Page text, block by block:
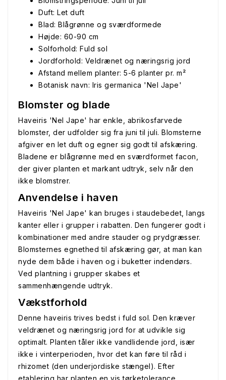
Duft: Let duft
Blad: Blågrønne og sværdformede
Højde: 60-90 cm
Solforhold: Fuld sol
Jordforhold: Veldrænet og næringsrig jord
Afstand mellem planter: 5-6 planter pr. m²
Botanisk navn: Iris germanica 'Nel Jape'
Blomster og blade
Haveiris 'Nel Jape' har enkle, abrikosfarvede
blomster, der udfolder sig fra juni til juli. Blomsterne
afgiver en let duft og egner sig godt til afskæring.
Bladene er blågrønne med en sværdformet facon,
der giver planten et markant udtryk, selv når den
ikke blomstrer.
Anvendelse i haven
Haveiris 'Nel Jape' kan bruges i staudebedet, langs
kanter eller i grupper i rabatten. Den fungerer godt i
kombinationer med andre stauder og prydgræsser.
Blomsternes egnethed til afskæring gør, at man kan
nyde dem både i haven og i buketter indendørs.
Ved plantning i grupper skabes et
sammenhængende udtryk.
Vækstforhold
Denne haveiris trives bedst i fuld sol. Den kræver
veldrænet og næringsrig jord for at udvikle sig
optimalt. Planten tåler ikke vandlidende jord, især
ikke i vinterperioden, hvor det kan føre til råd i
rhizomet (den underjordiske stængel). Efter
etablering har planten en vis tørketolerance.